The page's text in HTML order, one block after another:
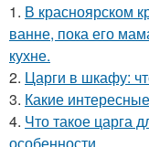
1. В красноярском
ванне, пока его
кухне.
2. Царги в шкафу:
3. Какие
4. Что такое царга